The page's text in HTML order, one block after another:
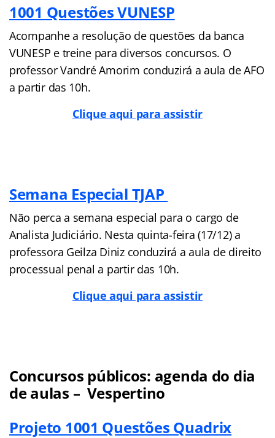
1001 Questões VUNESP
Acompanhe a resolução de questões da banca
VUNESP e treine para diversos concursos. O
professor Vandré Amorim conduzirá a aula de AFO
a partir das 10h.
Clique aqui para assistir
Semana Especial TJAP
Não perca a semana especial para o cargo de
Analista Judiciário. Nesta quinta-feira (17/12) a
professora Geilza Diniz conduzirá a aula de direito
processual penal a partir das 10h.
Clique aqui para assistir
Concursos públicos: agenda do dia
de aulas – Vespertino
Projeto 1001 Questões Quadrix